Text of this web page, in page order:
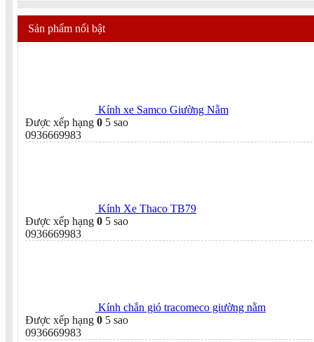
Sản phẩm nổi bật
Kính xe Samco Giường Nằm
Được xếp hạng 0 5 sao
0936669983
Kính Xe Thaco TB79
Được xếp hạng 0 5 sao
0936669983
Kính chắn gió tracomeco giường nằm
Được xếp hạng 0 5 sao
0936669983